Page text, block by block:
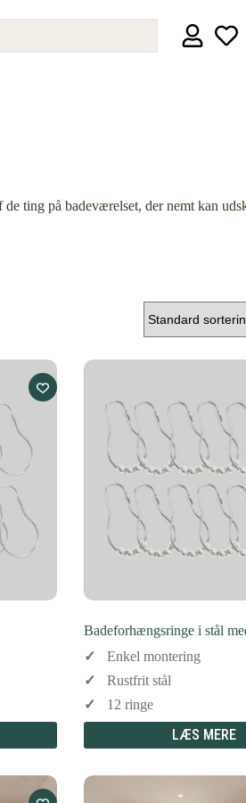
ting på badeværelset, der nemt kan
Badeforhængsringe i stål
Enkel montering
Rustfrit stål
12 ringe
LÆS MERE